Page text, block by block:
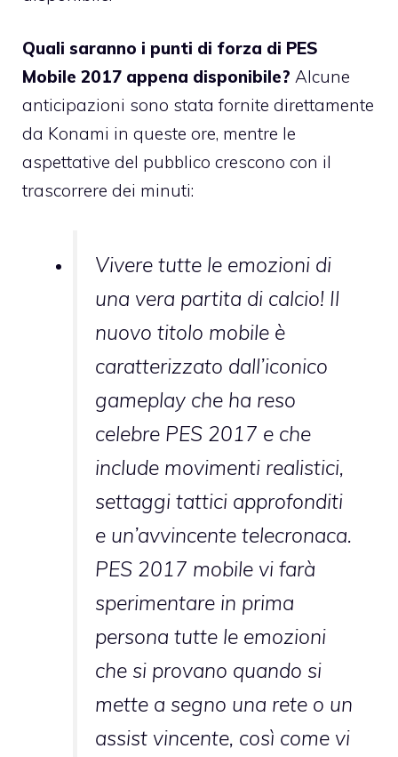
Quali saranno i punti di forza di PES
Mobile 2017 appena disponibile? Alcune
anticipazioni sono stata fornite direttamente
da Konami in queste ore, mentre le
aspettative del pubblico crescono con il
trascorrere dei minuti:
Vivere tutte le emozioni di
una vera partita di calcio! Il
nuovo titolo mobile è
caratterizzato dall’iconico
gameplay che ha reso
celebre PES 2017 e che
include movimenti realistici,
settaggi tattici approfonditi
e un’avvincente telecronaca.
PES 2017 mobile vi farà
sperimentare in prima
persona tutte le emozioni
che si provano quando si
mette a segno una rete o un
assist vincente, così come vi